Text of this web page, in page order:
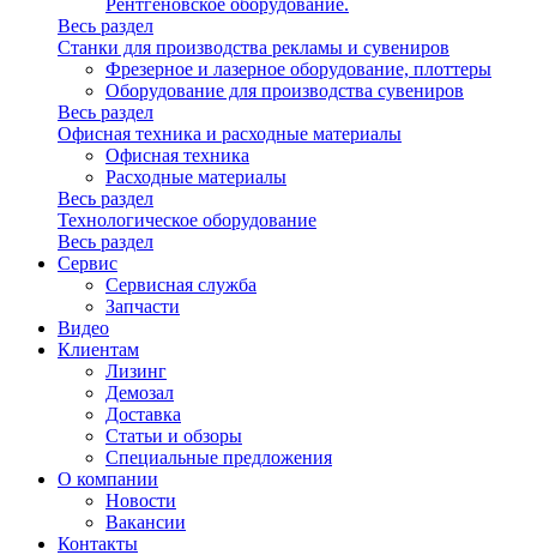
Рентгеновское оборудование.
Весь раздел
Станки для производства рекламы и сувениров
Фрезерное и лазерное оборудование, плоттеры
Оборудование для производства сувениров
Весь раздел
Офисная техника и расходные материалы
Офисная техника
Расходные материалы
Весь раздел
Технологическое оборудование
Весь раздел
Сервис
Сервисная служба
Запчасти
Видео
Клиентам
Лизинг
Демозал
Доставка
Статьи и обзоры
Специальные предложения
О компании
Новости
Вакансии
Контакты